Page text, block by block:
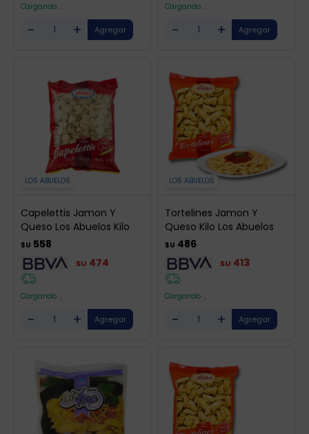
Cargando ...
- +
Cargando ...
- +
LOS ABUELOS
Capelettis Jamon Y
Queso Los Abuelos Kilo
$U 558
$U 474
Cargando ...
- +
LOS ABUELOS
Tortelines Jamon Y
Queso Kilo Los Abuelos
$U 486
$U 413
Cargando ...
- +